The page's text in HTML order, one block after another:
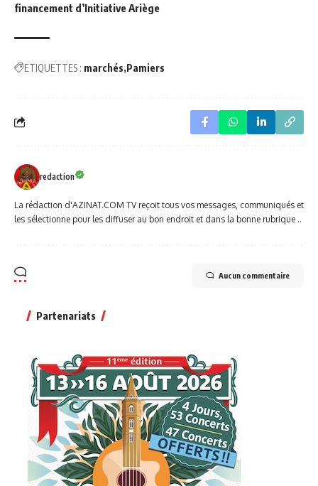
financement d’Initiative Ariège
ETIQUETTES : marchés Pamiers
redaction
La rédaction d'AZINAT.COM TV reçoit tous vos messages, communiqués et
les sélectionne pour les diffuser au bon endroit et dans la bonne rubrique ..
Aucun commentaire
Partenariats